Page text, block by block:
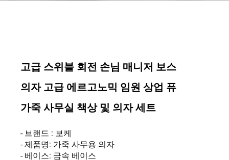
고급 스위블 회전 손님 매니저 보스
의자 고급 에르고노믹 임원 상업 퓨
가죽 사무실 책상 및 의자 세트
- 브랜드 : 보케
- 제품명: 가죽 사무용 의자
- 베이스: 금속 베이스